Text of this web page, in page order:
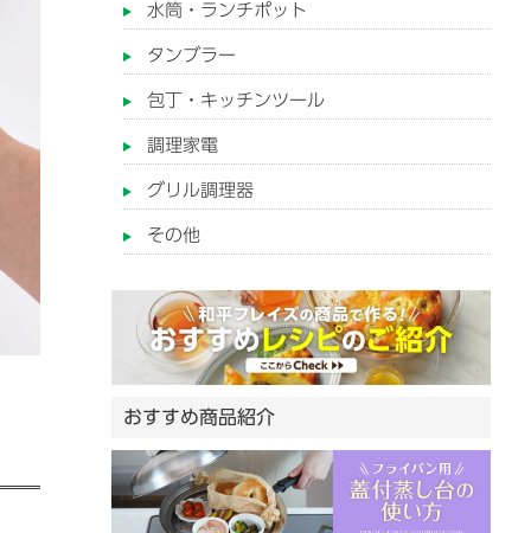
水筒・ランチポット
タンブラー
包丁・キッチンツール
調理家電
グリル調理器
その他
おすすめ商品紹介